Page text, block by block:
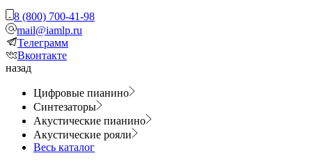
8 (800) 700-41-98
mail@iamlp.ru
Телеграмм
Вконтакте
назад
Цифровые пианино
Синтезаторы
Акустические пианино
Акустические рояли
Весь каталог